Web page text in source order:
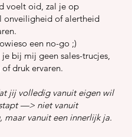
voelt oid, zal je op
onveiligheid of alertheid
een no-go ;)
bij mij geen sales-trucjes,
druk ervaren.
jij volledig vanuit eigen wil
—> niet vanuit
maar vanuit een innerlijk ja.